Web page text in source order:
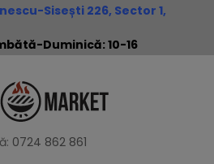
Sisești 226, Sector 1,
Duminică: 10-16
0724 862 861